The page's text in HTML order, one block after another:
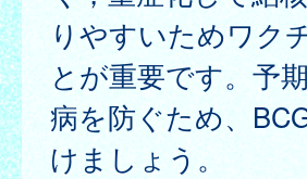
りやすいためワク
とが重要です。予
病を防ぐため、
けましょう。